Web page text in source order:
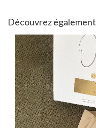
Découvrez également